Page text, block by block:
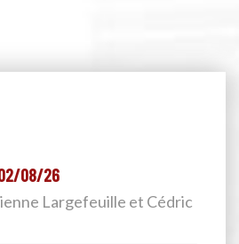
08/26
Largefeuille et Cédric